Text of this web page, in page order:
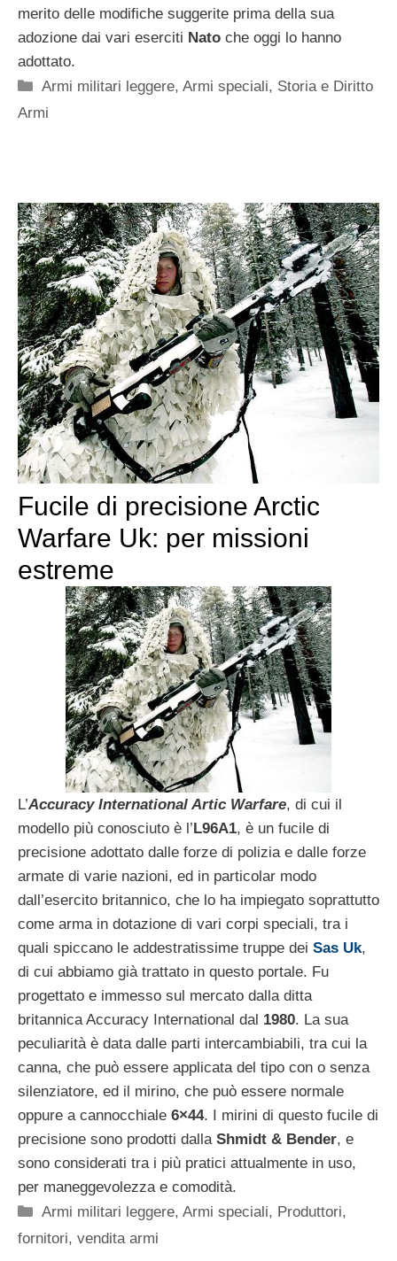
merito delle modifiche suggerite prima della sua
adozione dai vari eserciti Nato che oggi lo hanno
adottato.
Categorie
Armi militari leggere,Armi speciali, Storia e Diritto
Armi
Fucile di precisione Arctic
Warfare Uk: per missioni
estreme
L’Accuracy International Artic Warfare, di cui il
modello più conosciuto è l’L96A1, è un fucile di
precisione adottato dalle forze di polizia e dalle forze
armate di varie nazioni, ed in particolar modo
dall’esercito britannico, che lo ha impiegato soprattutto
come arma in dotazione di vari corpi speciali, tra i
quali spiccano le addestratissime truppe dei Sas Uk,
di cui abbiamo già trattato in questo portale. Fu
progettato e immesso sul mercato dalla ditta
britannica Accuracy International dal 1980. La sua
peculiarità è data dalle parti intercambiabili, tra cui la
canna, che può essere applicata del tipo con o senza
silenziatore, ed il mirino, che può essere normale
oppure a cannocchiale 6×44. I mirini di questo fucile di
precisione sono prodotti dalla Shmidt & Bender, e
sono considerati tra i più pratici attualmente in uso,
per maneggevolezza e comodità.
Categorie
Armi militari leggere,Armi speciali, Produttori,
fornitori, vendita armi